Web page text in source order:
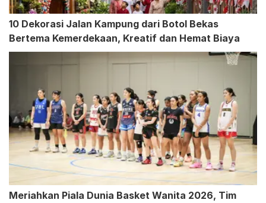
10 Dekorasi Jalan Kampung dari Botol Bekas
Bertema Kemerdekaan, Kreatif dan Hemat Biaya
Meriahkan Piala Dunia Basket Wanita 2026, Tim